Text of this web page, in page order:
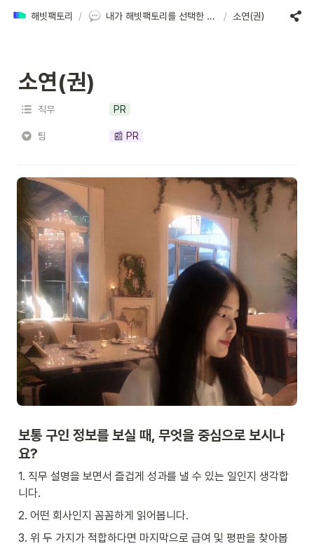
해빗팩토리 / 내가 해빗팩토리를 선택한 이유 / 소연(권)
소연(권)
직무 PR
팀 📰 PR
보통 구인 정보를 보실 때, 무엇을 중심으로 보시나
요?
1. 직무 설명을 보면서 즐겁게 성과를 낼 수 있는 일인지 생각합
니다.
2. 어떤 회사인지 꼼꼼하게 읽어봅니다.
3. 위 두 가지가 적합하다면 마지막으로 급여 및 평판을 찾아봅